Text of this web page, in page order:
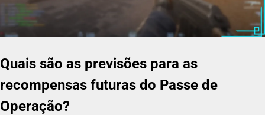
Quais são as previsões para as
recompensas futuras do Passe de
Operação?